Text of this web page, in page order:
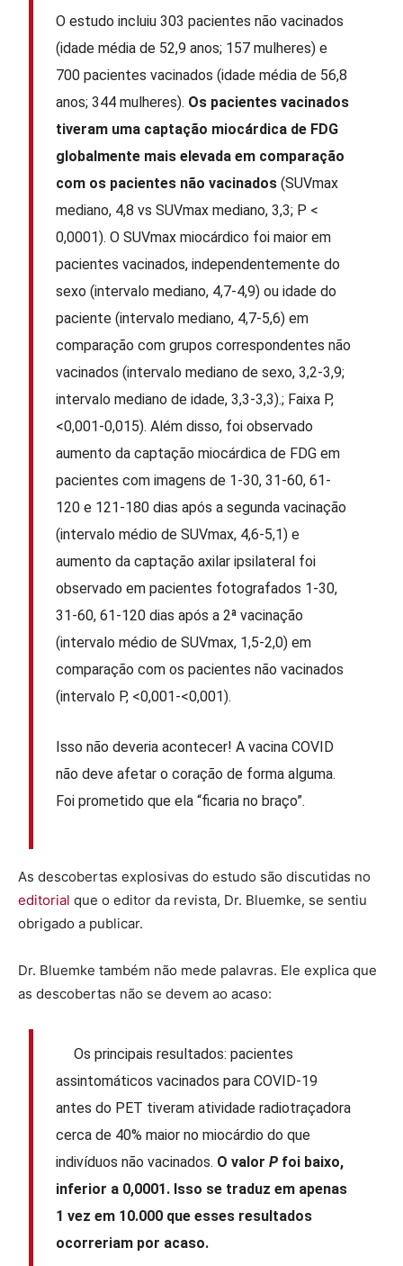
O estudo incluiu 303 pacientes não vacinados
(idade média de 52,9 anos; 157 mulheres) e
700 pacientes vacinados (idade média de 56,8
anos; 344 mulheres). Os pacientes vacinados
tiveram uma captação miocárdica de FDG
globalmente mais elevada em comparação
com os pacientes não vacinados (SUVmax
mediano, 4,8 vs SUVmax mediano, 3,3; P <
0,0001). O SUVmax miocárdico foi maior em
pacientes vacinados, independentemente do
sexo (intervalo mediano, 4,7-4,9) ou idade do
paciente (intervalo mediano, 4,7-5,6) em
comparação com grupos correspondentes não
vacinados (intervalo mediano de sexo, 3,2-3,9;
intervalo mediano de idade, 3,3-3,3).; Faixa P,
<0,001-0,015). Além disso, foi observado
aumento da captação miocárdica de FDG em
pacientes com imagens de 1-30, 31-60, 61-
120 e 121-180 dias após a segunda vacinação
(intervalo médio de SUVmax, 4,6-5,1) e
aumento da captação axilar ipsilateral foi
observado em pacientes fotografados 1-30,
31-60, 61-120 dias após a 2ª vacinação
(intervalo médio de SUVmax, 1,5-2,0) em
comparação com os pacientes não vacinados
(intervalo P, <0,001-<0,001).
Isso não deveria acontecer! A vacina COVID
não deve afetar o coração de forma alguma.
Foi prometido que ela “ficaria no braço”.
As descobertas explosivas do estudo são discutidas no
editorial que o editor da revista, Dr. Bluemke, se sentiu
obrigado a publicar.
Dr. Bluemke também não mede palavras. Ele explica que
as descobertas não se devem ao acaso:
Os principais resultados: pacientes
assintomáticos vacinados para COVID-19
antes do PET tiveram atividade radiotraçadora
cerca de 40% maior no miocárdio do que
indivíduos não vacinados. O valorP foi baixo,
inferior a 0,0001. Isso se traduz em apenas
1 vez em 10.000 que esses resultados
ocorreriam por acaso.